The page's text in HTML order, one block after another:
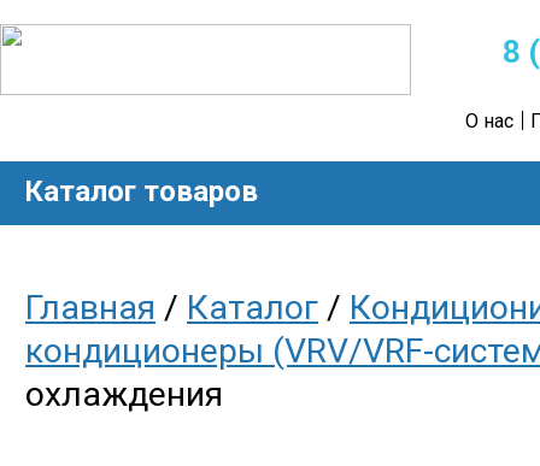
8
О нас
Каталог товаров
Главная / Каталог /
кондиционеры (VRV/VRF-
охлаждения